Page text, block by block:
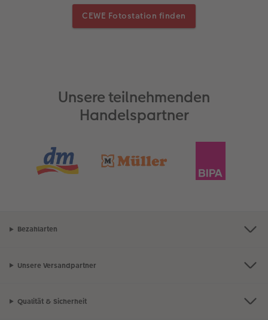
CEWE Fotostation finden
Unsere teilnehmenden
Handelspartner
Bezahlarten
Unsere Versandpartner
Qualität & Sicherheit